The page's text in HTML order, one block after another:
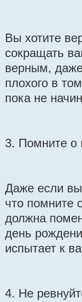
Вы хотите
сокращать
верным,
плохого в
пока не
3. Помните о
Даже если
что помните
должна
день
испытает к
4. Не